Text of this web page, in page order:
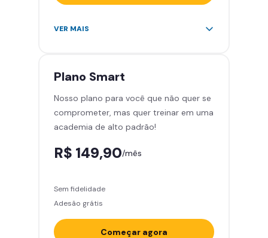
Acesso ilimitado a +2.000
Cadeira de massagem
Skeelo App (Audiobook)*
Área de musculação e aeróbicos
Smart Fit App
VER MAIS
Plano Smart
Nosso plano para você que não quer se
comprometer, mas quer treinar em uma
academia de alto padrão!
R$ 149,90/mês
Sem fidelidade
Adesão grátis
Começar agora